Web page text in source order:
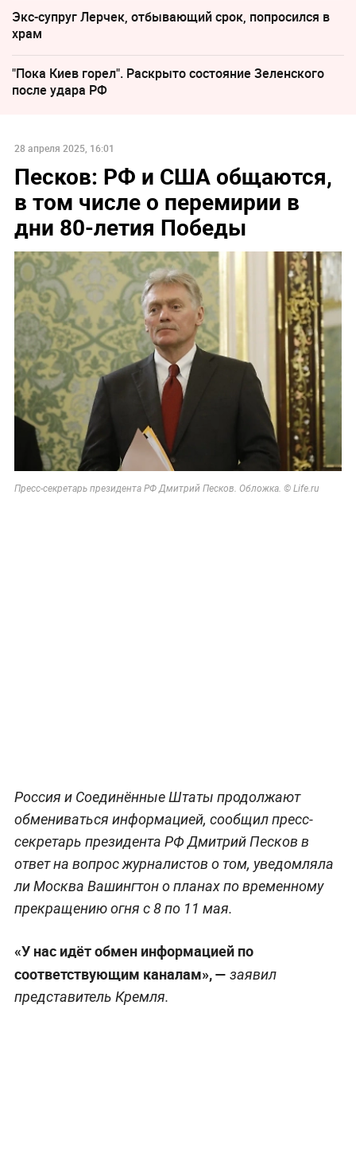
Экс-супруг Лерчек, отбывающий срок, попросился в
храм
"Пока Киев горел". Раскрыто состояние Зеленского
после удара РФ
28 апреля 2025, 16:01
Песков: РФ и США общаются,
в том числе о перемирии в
дни 80-летия Победы
Пресс-секретарь президента РФ Дмитрий Песков. Обложка. © Life.ru
Россия и Соединённые Штаты продолжают
обмениваться информацией, сообщил пресс-
секретарь президента РФ Дмитрий Песков в
ответ на вопрос журналистов о том, уведомляла
ли Москва Вашингтон о планах по временному
прекращению огня с 8 по 11 мая.
«У нас идёт обмен информацией по
соответствующим каналам», — заявил
представитель Кремля.